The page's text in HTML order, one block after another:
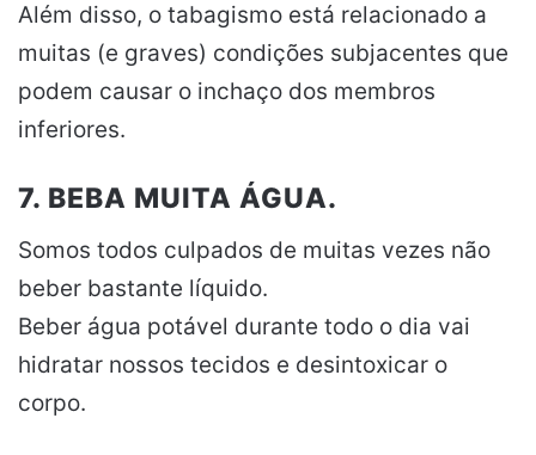
Além disso, o tabagismo está relacionado a
muitas (e graves) condições subjacentes que
podem causar o inchaço dos membros
inferiores.
7. BEBA MUITA ÁGUA.
Somos todos culpados de muitas vezes não
beber bastante líquido.
Beber água potável durante todo o dia vai
hidratar nossos tecidos e desintoxicar o
corpo.